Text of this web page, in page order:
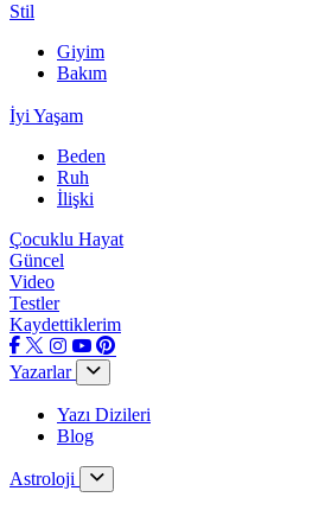
Stil
Giyim
Bakım
İyi Yaşam
Beden
Ruh
İlişki
Çocuklu Hayat
Güncel
Video
Testler
Kaydettiklerim
Yazarlar
Yazı Dizileri
Blog
Astroloji